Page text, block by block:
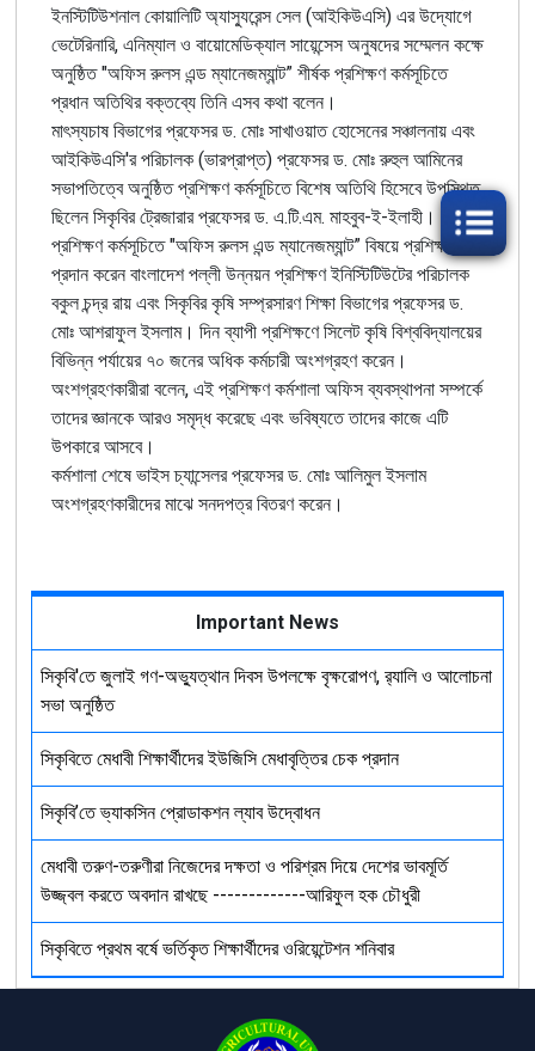
ইনস্টিটিউশনাল কোয়ালিটি অ্যাস্যুরেন্স সেল(আইকিউএসি) এর উদ্যোগে
ভেটেরিনারি, এনিম্যাল ও বায়োমেডিক্যাল সায়েন্সেস অনুষদের সম্মেলন কক্ষে
অনুষ্ঠিত"অফিস রুলস এন্ড ম্যানেজম্যান্ট” শীর্ষক প্রশিক্ষণ কর্মসূচিতে
প্রধান অতিথির বক্তব্যে তিনি এসব কথা বলেন।
মাৎস্যচাষ বিভাগের প্রফেসর ড. মোঃ সাখাওয়াত হোসেনের সঞ্চালনায় এবং
আইকিউএসি'র পরিচালক(ভারপ্রাপ্ত) প্রফেসর ড. মোঃ রুহুল আমিনের
সভাপতিত্বে অনুষ্ঠিত প্রশিক্ষণ কর্মসূচিতে বিশেষ অতিথি হিসেবে উপস্থিত
ছিলেন সিকৃবির ট্রেজারার প্রফেসর ড. এ.টি.এম. মাহবুব-ই-ইলাহী।
প্রশিক্ষণ কর্মসূচিতে"অফিস রুলস এন্ড ম্যানেজম্যান্ট” বিষয়ে প্রশিক্ষণ
প্রদান করেন বাংলাদেশ পল্লী উন্নয়ন প্রশিক্ষণ ইনিস্টিটিউটের পরিচালক
বকুল চন্দ্র রায় এবং সিকৃবির কৃষি সম্প্রসারণ শিক্ষা বিভাগের প্রফেসর ড.
মোঃ আশরাফুল ইসলাম। দিন ব্যাপী প্রশিক্ষণে সিলেট কৃষি বিশ্ববিদ্যালয়ের
বিভিন্ন পর্যায়ের ৭০ জনের অধিক কর্মচারী অংশগ্রহণ করেন।
অংশগ্রহণকারীরা বলেন, এই প্রশিক্ষণ কর্মশালা অফিস ব্যবস্থাপনা সম্পর্কে
তাদের জ্ঞানকে আরও সমৃদ্ধ করেছে এবং ভবিষ্যতে তাদের কাজে এটি
উপকারে আসবে।
কর্মশালা শেষে ভাইস চ্যান্সেলর প্রফেসর ড. মোঃ আলিমুল ইসলাম
অংশগ্রহণকারীদের মাঝে সনদপত্র বিতরণ করেন।
Important News
সিকৃবি'তে জুলাই গণ-অভ্যুত্থান দিবস উপলক্ষে বৃক্ষরোপণ, র‍্যালি ও আলোচনা
সভা অনুষ্ঠিত
সিকৃবিতে মেধাবী শিক্ষার্থীদের ইউজিসি মেধাবৃত্তির চেক প্রদান
সিকৃবি’তে ভ্যাকসিন প্রোডাকশন ল্যাব উদ্বোধন
মেধাবী তরুণ-তরুণীরা নিজেদের দক্ষতা ও পরিশ্রম দিয়ে দেশের ভাবমূর্তি
উজ্জ্বল করতে অবদান রাখছে -------------আরিফুল হক চৌধুরী
সিকৃবিতে প্রথম বর্ষে ভর্তিকৃত শিক্ষার্থীদের ওরিয়েন্টেশন শনিবার